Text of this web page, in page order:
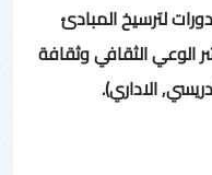
لترسيخ المبادئ
الوعي الثقافي وثقافة
الاداري).